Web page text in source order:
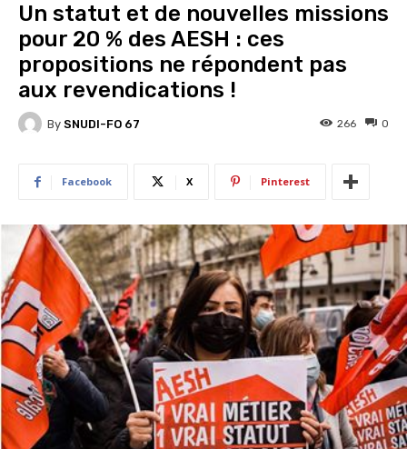
Un statut et de nouvelles missions
pour 20 % des AESH : ces
propositions ne répondent pas
aux revendications !
By SNUDI-FO 67 0
266
Facebook X Pinterest